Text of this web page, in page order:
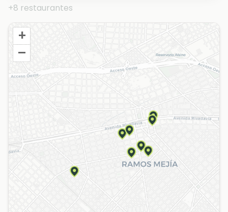
+8 restaurantes
+
–